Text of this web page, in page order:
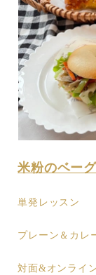
米粉のベー
単発レッスン
プレーン＆カレ
対面&オンライ